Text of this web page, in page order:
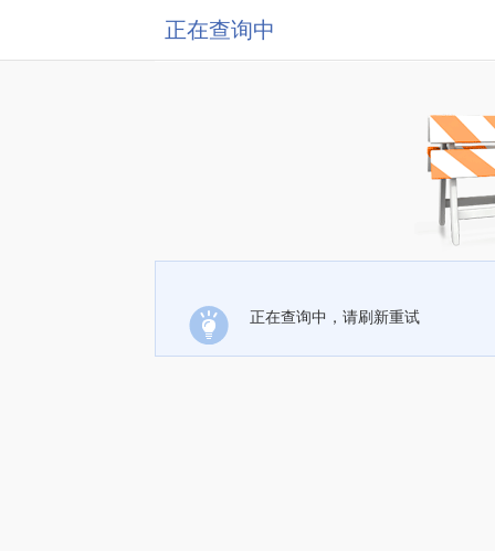
正在查询中
正在查询中，请刷新重试